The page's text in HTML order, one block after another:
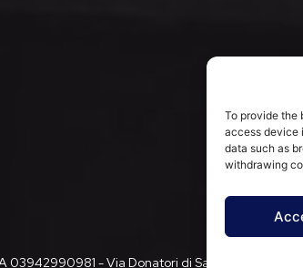
To provide the
access device
data such as
withdrawing
03942990981 - Via Donatori di Sangue, 5, 25080